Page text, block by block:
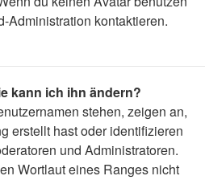
Administration kontaktieren.
kann ich ihn ändern?
stehen, zeigen an,
erstellt hast oder identifizieren
und Administratoren.
Wortlaut eines Ranges nicht